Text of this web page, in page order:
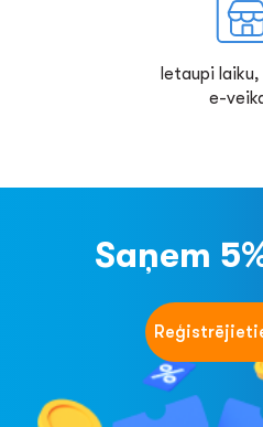
Ietaupi
e-
Saņem